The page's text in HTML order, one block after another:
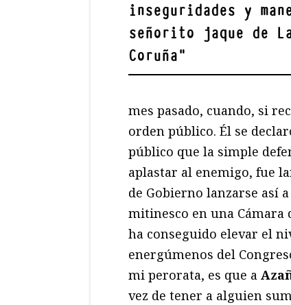
inseguridades y
señorito jaque de
Coruña"
mes pasado, cuando, si
orden público. Él se
público que la simple
aplastar al enemigo, fue
de Gobierno lanzarse así
mitinesco en una Cámara
ha conseguido elevar el
energúmenos del
mi perorata, es que a
vez de tener a alguien